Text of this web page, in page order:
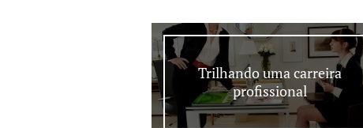
Trilhando uma carreira
profissional